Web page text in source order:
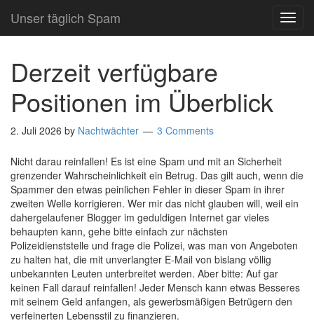
Unser täglich Spam
Derzeit verfügbare
Positionen im Überblick
2. Juli 2026 by Nachtwächter 3 Comments
Nicht darau reinfallen! Es ist eine Spam und mit an Sicherheit
grenzender Wahrscheinlichkeit ein Betrug. Das gilt auch, wenn die
Spammer den etwas peinlichen Fehler in dieser Spam in ihrer
zweiten Welle korrigieren. Wer mir das nicht glauben will, weil ein
dahergelaufener Blogger im geduldigen Internet gar vieles
behaupten kann, gehe bitte einfach zur nächsten
Polizeidienststelle und frage die Polizei, was man von Angeboten
zu halten hat, die mit unverlangter E-Mail von bislang völlig
unbekannten Leuten unterbreitet werden. Aber bitte: Auf gar
keinen Fall darauf reinfallen! Jeder Mensch kann etwas Besseres
mit seinem Geld anfangen, als gewerbsmäßigen Betrügern den
verfeinerten Lebensstil zu finanzieren.